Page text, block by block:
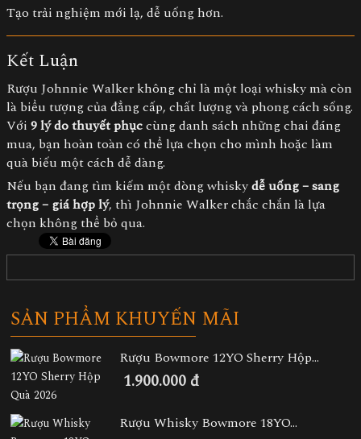
Tạo trải nghiệm mới lạ, dễ uống hơn.
Kết Luận
Rượu Johnnie Walker không chỉ là một loại whisky mà còn
là biểu tượng của đẳng cấp, chất lượng và phong cách sống.
Với 9 lý do thuyết phụccùng danh sách những chai đáng
mua, bạn hoàn toàn có thể lựa chọn cho mình hoặc làm
quà biếu một cách dễ dàng.
Nếu bạn đang tìm kiếm một dòng whiskydễ uống – sang
trọng – giá hợp lý, thì Johnnie Walker chắc chắn là lựa
chọn không thể bỏ qua.
SẢN PHẨM KHUYẾN MÃI
Rượu Bowmore 12YO Sherry Hộp...
1.900.000 đ
Rượu Whisky Bowmore 18YO...